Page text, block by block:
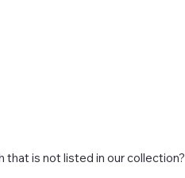
that is not listed in our collection?